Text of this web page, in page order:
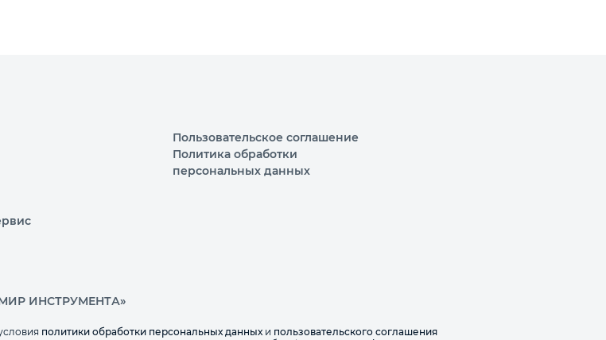
Пользовательское соглашение
Политика обработки
персональных данных
ИНСТРУМЕНТА»
политики обработки персональных данныхи пользовательского соглашения